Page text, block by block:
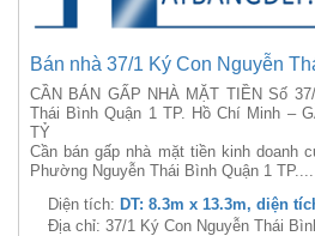
Bán nhà 37/1 Ký Con Nguyễn
CẦN BÁN GẤP NHÀ MẶT TIỀN Số
Thái Bình Quận 1 TP. Hồ Chí Minh –
TỶ
Cần bán gấp nhà mặt tiền kinh doanh
Phường Nguyễn Thái Bình Quận 1 TP....
Diện tích: DT: 8.3m x 13.3m, diện
Địa chỉ: 37/1 Ký Con Nguyễn Thái